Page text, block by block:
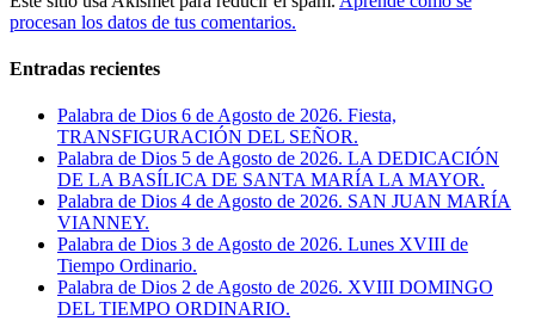
procesan los datos de tus comentarios.
Entradas recientes
Palabra de Dios 6 de Agosto de 2026. Fiesta,
TRANSFIGURACIÓN DEL SEÑOR.
Palabra de Dios 5 de Agosto de 2026. LA DEDICACIÓN
DE LA BASÍLICA DE SANTA MARÍA LA MAYOR.
Palabra de Dios 4 de Agosto de 2026. SAN JUAN MARÍA
VIANNEY.
Palabra de Dios 3 de Agosto de 2026. Lunes XVIII de
Tiempo Ordinario.
Palabra de Dios 2 de Agosto de 2026. XVIII DOMINGO
DEL TIEMPO ORDINARIO.